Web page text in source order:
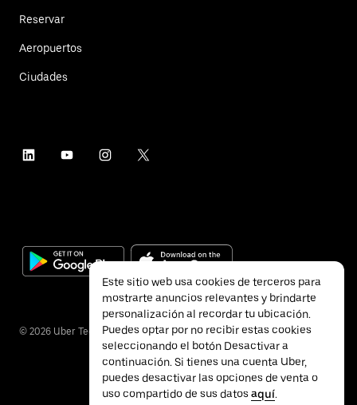
Reservar
Aeropuertos
Ciudades
© 2026 Uber Technologies Inc.
Este sitio web usa cookies de terceros para
mostrarte anuncios relevantes y brindarte
personalización al recordar tu ubicación.
Puedes optar por no recibir estas cookies
seleccionando el botón Desactivar a
continuación. Si tienes una cuenta Uber,
puedes desactivar las opciones de venta o
uso compartido de sus datos aquí.